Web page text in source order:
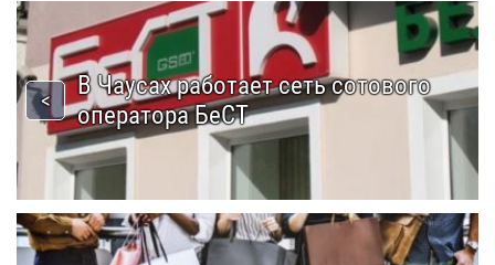
В Чаусах работает сеть сотового
оператора БеСТ